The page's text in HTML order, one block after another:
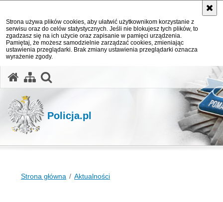
Strona używa plików cookies, aby ułatwić użytkownikom korzystanie z
serwisu oraz do celów statystycznych. Jeśli nie blokujesz tych plików, to
zgadzasz się na ich użycie oraz zapisanie w pamięci urządzenia.
Pamiętaj, że możesz samodzielnie zarządzać cookies, zmieniając
ustawienia przeglądarki. Brak zmiany ustawienia przeglądarki oznacza
wyrażenie zgody.
Policja.pl
Strona główna Aktualności